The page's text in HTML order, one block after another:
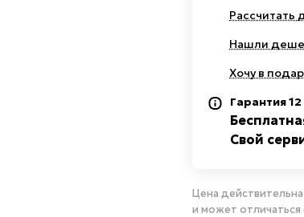
Рассчитать
Нашли
Хочу в
Гарантия
Свой
Цена
и может отличаться